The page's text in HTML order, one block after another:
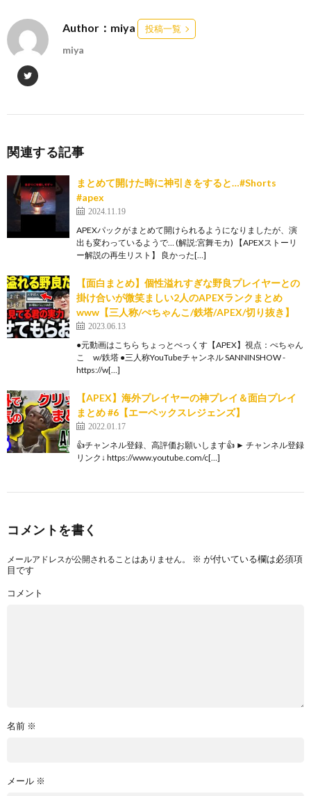
Author：miya 投稿一覧
miya
関連する記事
まとめて開けた時に神引きをすると…#Shorts
#apex
2024.11.19
APEXパックがまとめて開けられるようになりましたが、演
出も変わっているようで… (解説:宮舞モカ) 【APEXストーリ
ー解説の再生リスト】 良かった[…]
【面白まとめ】個性溢れすぎな野良プレイヤーとの
掛け合いが微笑ましい2人のAPEXランクまとめ
www【三人称/ぺちゃんこ/鉄塔/APEX/切り抜き】
2023.06.13
●元動画はこちら ちょっとぺっくす【APEX】視点：ぺちゃん
こ w/鉄塔 ●三人称YouTubeチャンネル SANNINSHOW -
https://w[…]
【APEX】海外プレイヤーの神プレイ＆面白プレイ
まとめ #6【エーペックスレジェンズ】
2022.01.17
👍チャンネル登録、高評価お願いします👍 ► チャンネル登録
リンク↓ https://www.youtube.com/c[…]
コメントを書く
メールアドレスが公開されることはありません。 ※ が付いている欄は必須項
目です
コメント
名前 ※
メール ※